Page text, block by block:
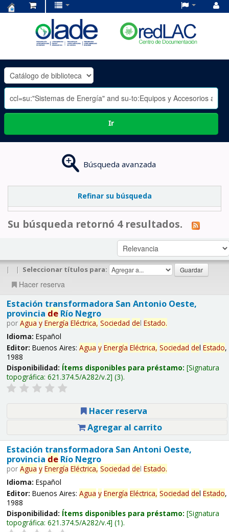
OLADE
-
Ir
Búsqueda avanzada
Refinar su búsqueda
Su búsqueda retornó 4 resultados.
| | Seleccionar títulos para:
Hacer reserva
Estación transformadora San Antonio Oeste,
provincia deRío Negro
por Agua y Energía Eléctrica, Sociedad del Estado.
Idioma: Español
Editor: Buenos Aires: Agua y Energía Eléctrica, Sociedad del Estado,
1988
Disponibilidad: Ítems disponibles para préstamo: Signatura
topográfica: 621.374.5/A282/v.2 (3).
Hacer reserva
Agregar al carrito
Estación transformadora San Antoni Oeste,
provincia deRío Negro
por Agua y Energía Eléctrica, Sociedad del Estado.
Idioma: Español
Editor: Buenos Aires: Agua y Energía Eléctrica, Sociedad del Estado,
1988
Disponibilidad: Ítems disponibles para préstamo: Signatura
topográfica: 621.374.5/A282/v.4 (1).